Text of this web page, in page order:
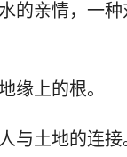
的亲情，一
缘上的根。
与土地的连